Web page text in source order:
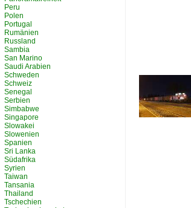
Peru
Polen
Portugal
Rumänien
Russland
Sambia
San Marino
Saudi Arabien
Schweden
Schweiz
Senegal
Serbien
Simbabwe
Singapore
Slowakei
Slowenien
Spanien
Sri Lanka
Südafrika
Syrien
Taiwan
Tansania
Thailand
Tschechien